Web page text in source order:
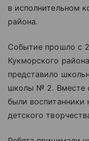
в исполнительном
района.
Событие прошло с
Кукморского
представило
школы № 2. Вместе
были
детского